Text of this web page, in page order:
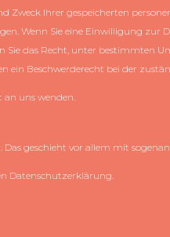
Ihrer gespeicherten
Wenn Sie eine Einwilligung zur
das Recht, unter bestimmten
ein Beschwerderecht bei der
uns wenden.
geschieht vor allem mit
Datenschutzerklärung.